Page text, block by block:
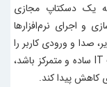
به یک دسکتاپ مجازی
و اجرای نرم‌افزارها
صدا و ورودی کاربر را
انتقال می‌دهد. این فناوری باعث می‌شود مدیریت IT ساده و متمرکز باشد،
کاهش پیدا کند.